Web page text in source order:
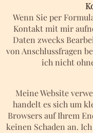
Wenn Sie per
Kontakt mit mir
Daten zwecks
von Anschlussfragen
ich nicht
Meine Website
handelt es sich um
Browsers auf Ihrem
keinen Schaden an.